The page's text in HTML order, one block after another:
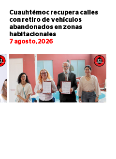
Cuauhtémoc recupera calles
con retiro de vehículos
abandonados en zonas
habitacionales
7 agosto, 2026